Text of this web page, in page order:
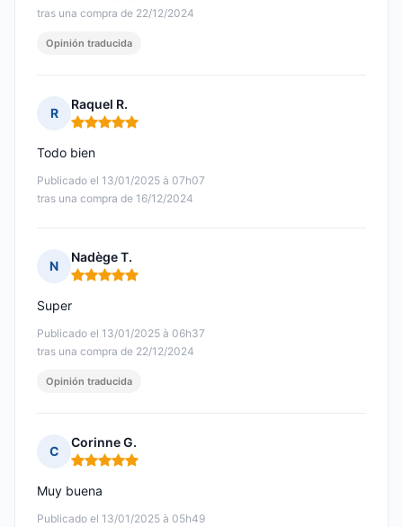
tras una compra de 22/12/2024
Opinión traducida
R
Raquel R.
Nota: 5 de 5
Publicado el 13/01/2025 à 07h07
tras una compra de 16/12/2024
Todo bien
N
Nadège T.
Nota: 5 de 5
Publicado el 13/01/2025 à 06h37
tras una compra de 22/12/2024
Super
Opinión traducida
C
Corinne G.
Nota: 5 de 5
Publicado el 13/01/2025 à 05h49
Muy buena